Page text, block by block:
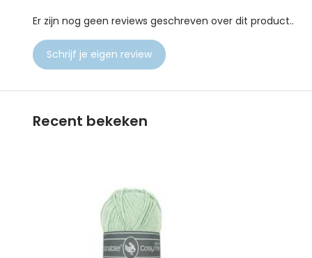
Er zijn nog geen reviews geschreven over dit product..
Schrijf je eigen review
Recent bekeken